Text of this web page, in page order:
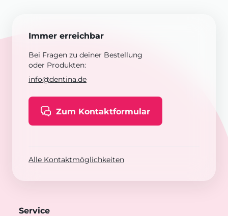
Immer erreichbar
Bei Fragen zu deiner Bestellung
oder Produkten:
info@dentina.de
Zum Kontaktformular
Alle Kontaktmöglichkeiten
Service